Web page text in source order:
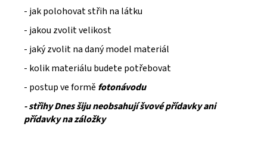
- jak polohovat střih na látku
- jakou zvolit velikost
- jaký zvolit na daný model materiál
- kolik materiálu budete potřebovat
- postup ve formě fotonávodu
- střihy Dnes šiju neobsahují švové přídavky ani
přídavky na záložky